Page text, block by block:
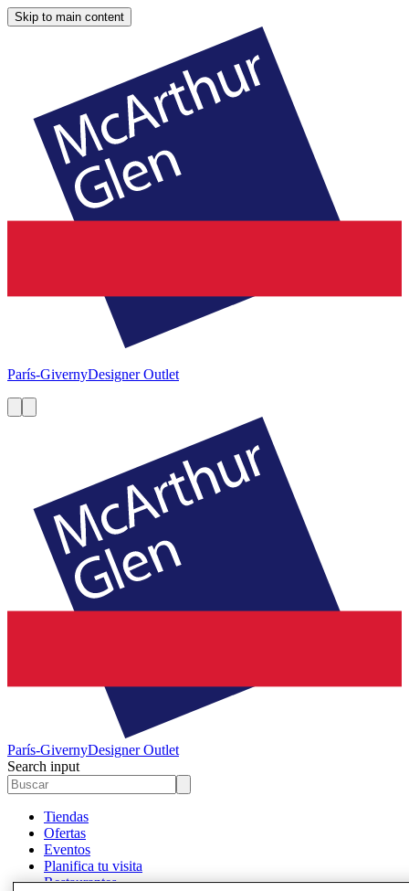
Skip to main content
París-GivernyDesigner Outlet
París-GivernyDesigner Outlet
Search input
Tiendas
Ofertas
Eventos
Planifica tu visita
Restaurantes